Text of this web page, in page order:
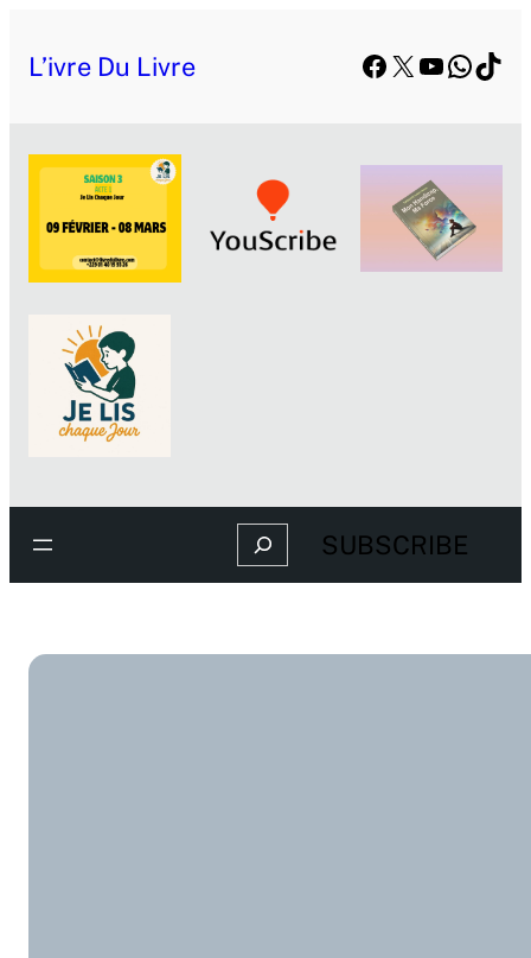
L’ivre Du Livre Facebook
X YouTube
Search SUBSCRIBE